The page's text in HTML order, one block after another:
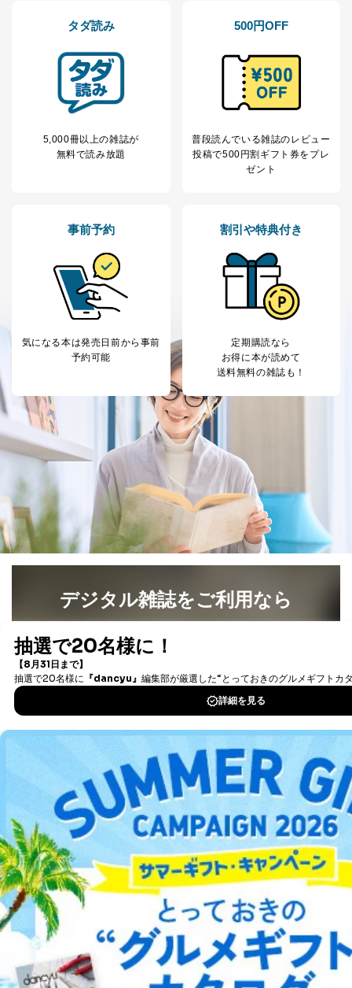
タダ読み
5,000冊以上の雑誌が
無料で読み放題
500円OFF
普段読んでいる雑誌のレビュー
投稿で500円割ギフト券をプレ
ゼント
事前予約
気になる本は発売日前から事前
予約可能
割引や特典付き
定期購読なら
お得に本が読めて
送料無料の雑誌も！
デジタル雑誌をご利用なら
書籍）が無料で読み放題！
DOWNLOAD FOR IOS
DOWNLOAD FOR ANDROID
ご利用方法はこちら
総合案内
アフィリエイト 採用情報
プレスリリース お問い合わせ
利用規約プライバシーポリシー 特定商取引法に基づく表示
出版社の皆様へ